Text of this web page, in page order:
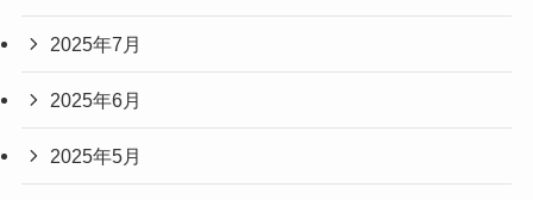
2025年7月
2025年6月
2025年5月